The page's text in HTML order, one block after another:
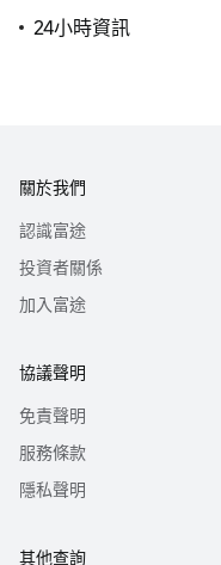
24小時資訊
關於我們
認識富途
投資者關係
加入富途
協議聲明
免責聲明
服務條款
隱私聲明
其他查詢